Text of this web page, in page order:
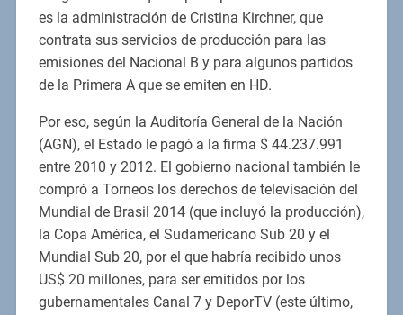
es la administración de Cristina Kirchner, que
contrata sus servicios de producción para las
emisiones del Nacional B y para algunos partidos
de la Primera A que se emiten en HD.
Por eso, según la Auditoría General de la Nación
(AGN), el Estado le pagó a la firma $ 44.237.991
entre 2010 y 2012. El gobierno nacional también le
compró a Torneos los derechos de televisación del
Mundial de Brasil 2014 (que incluyó la producción),
la Copa América, el Sudamericano Sub 20 y el
Mundial Sub 20, por el que habría recibido unos
US$ 20 millones, para ser emitidos por los
gubernamentales Canal 7 y DeporTV (este último,